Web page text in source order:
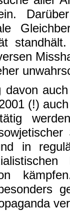
davon
(!)
in